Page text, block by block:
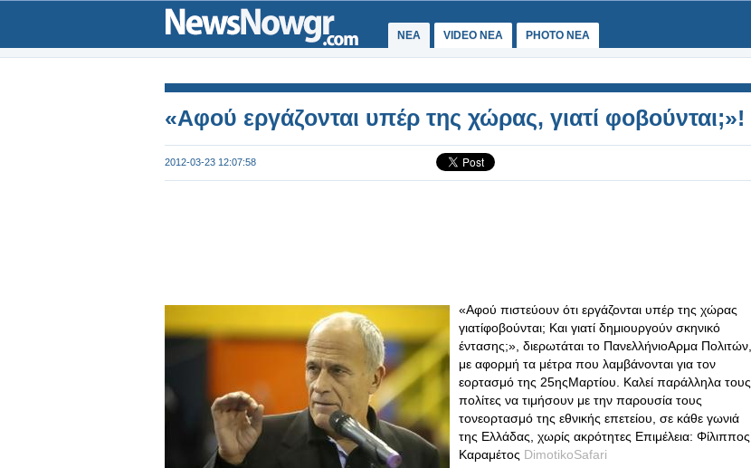
ΝΕΑ VIDEO NEA PHOTO NEA
«Αφού εργάζονται υπέρ της χώρας, γιατί φοβούνται;»!
2012-03-23 12:07:58
«Αφού πιστεύουν ότι εργάζονται υπέρ της χώρας
γιατίφοβούνται; Και γιατί δημιουργούν σκηνικό
έντασης;», διερωτάται το ΠανελλήνιοΑρμα Πολιτών,
με αφορμή τα μέτρα που λαμβάνονται για τον
εορτασμό της 25ηςΜαρτίου. Καλεί παράλληλα τους
πολίτες να τιμήσουν με την παρουσία τους
τονεορτασμό της εθνικής επετείου, σε κάθε γωνιά
της Ελλάδας, χωρίς ακρότητες Επιμέλεια: Φίλιππος
Καραμέτος DimotikoSafari